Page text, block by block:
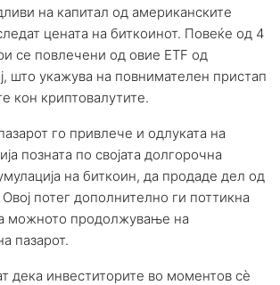
на капитал од американските
цената на биткоинот. Повеќе од 4
се повлечени од овие ETF од
што укажува на повнимателен пристап
кон криптовалутите.
го привлече и одлуката на
позната по својата долгорочна
на биткоин, да продаде дел од
потег дополнително ги поттикна
можното продолжување на
пазарот.
дека инвеститорите во моментов сè